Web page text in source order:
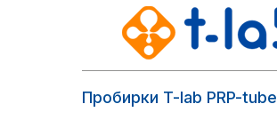
Пробирки T-lab PRP-tube